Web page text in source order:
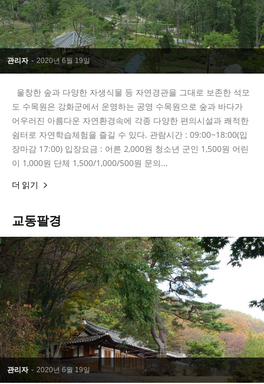
관리자 - 2020년 6월 19일
울창한 숲과 다양한 자생식물 등 자연경관을 그대로 보존한 석모
도 수목원은 강화군에서 운영하는 공영 수목원으로 숲과 바다가
어우러진 아름다운 자연환경속에 각종 다양한 편의시설과 쾌적한
쉼터로 자연학습체험을 즐길 수 있다. 관람시간 : 09:00~18:00(입
장마감 17:00) 입장요금 : 어른 2,000원 청소년 군인 1,500원 어린
이 1,000원 단체 1,500/1,000/500원 문의...
더 읽기
교동팔경
관리자 - 2020년 6월 19일